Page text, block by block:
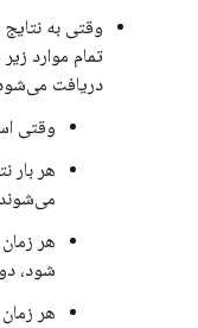
وقتی به
تمام موارد
دریافت
وقتی
هر بار
هر زمان
شود،
هر